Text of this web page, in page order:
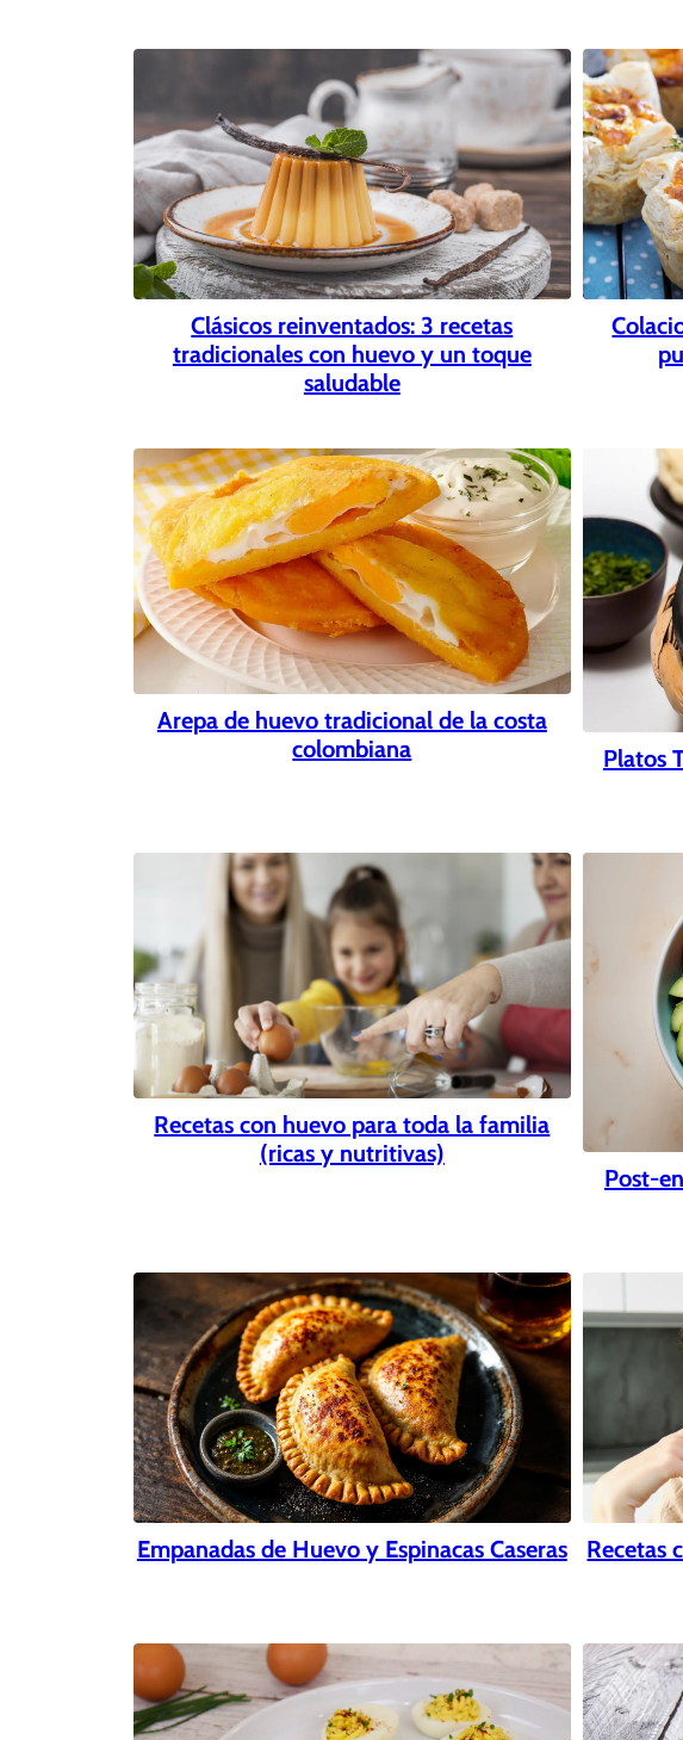
Clásicos reinventados: 3 recetas
tradicionales con huevo y un toque
saludable
Arepa de huevo tradicional de la costa
colombiana
Platos
Recetas con huevo para toda la familia
(ricas y nutritivas)
Post-
Empanadas de Huevo y Espinacas Caseras
Recetas